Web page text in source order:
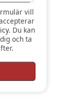
. Du kan
och ta